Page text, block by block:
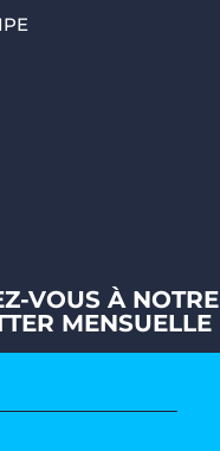
VOUS À NOTRE
MENSUELLE